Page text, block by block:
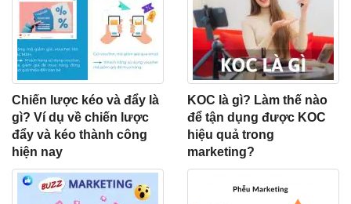
Chiến lược kéo và đẩy là
gì? Ví dụ về chiến lược
đẩy và kéo thành công
hiện nay
KOC là gì? Làm thế nào
để tận dụng được KOC
hiệu quả trong
marketing?